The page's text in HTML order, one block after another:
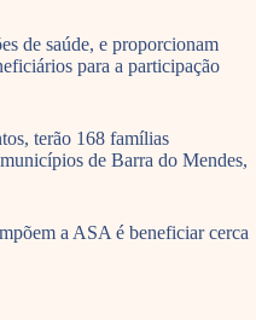
de saúde, e proporcionam
para a participação
terão 168 famílias
de Barra do Mendes,
a ASA é beneficiar cerca